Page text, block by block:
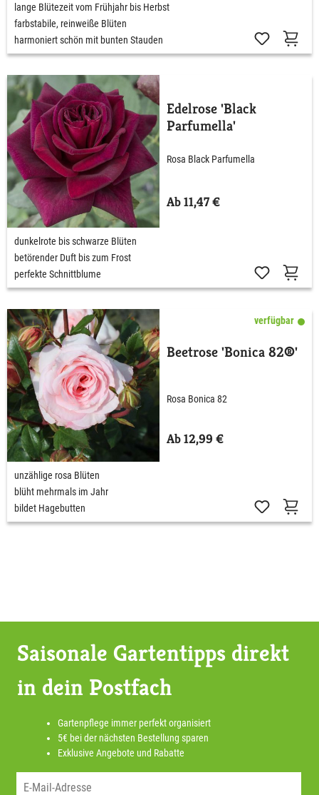
lange Blütezeit vom Frühjahr bis Herbst
farbstabile, reinweiße Blüten
harmoniert schön mit bunten Stauden
Edelrose 'Black
Parfumella'
Rosa Black Parfumella
Ab 11,47 €
dunkelrote bis schwarze Blüten
betörender Duft bis zum Frost
perfekte Schnittblume
verfügbar
Beetrose 'Bonica 82®'
Rosa Bonica 82
Ab 12,99 €
unzählige rosa Blüten
blüht mehrmals im Jahr
bildet Hagebutten
Saisonale Gartentipps direkt
in dein Postfach
Gartenpflege immer perfekt organisiert
5€ bei der nächsten Bestellung sparen
Exklusive Angebote und Rabatte